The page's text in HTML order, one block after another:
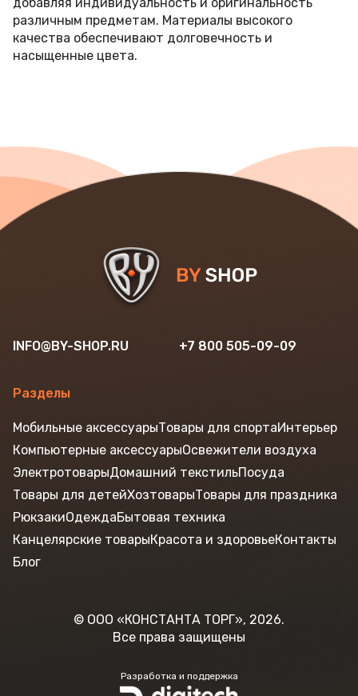
различным предметам. Материалы высокого
качества обеспечивают долговечность и
насыщенные цвета.
INFO@BY-SHOP.RU +7 800 505-09-09
Разделы
© ООО «КОНСТАНТА ТОРГ», 2026.
Все права защищены
Разработка и поддержка
Мобильные аксессуарыТовары для спортаИнтерьер
Компьютерные аксессуарыОсвежители воздуха
ЭлектротоварыДомашний текстильПосуда
Товары для детейХозтоварыТовары для праздника
РюкзакиОдеждаБытовая техника
Канцелярские товарыКрасота и здоровьеКонтакты
Блог